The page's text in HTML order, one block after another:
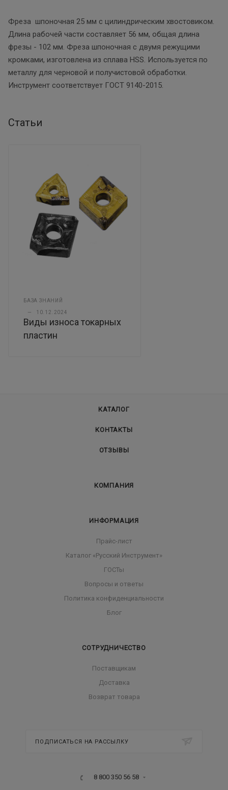
Фреза шпоночная 25 мм с цилиндрическим хвостовиком.
Длина рабочей части составляет 56 мм, общая длина
фрезы - 102 мм. Фреза шпоночная с двумя режущими
кромками, изготовлена из сплава HSS. Используется по
металлу для черновой и получистовой обработки.
Инструмент соответствует ГОСТ 9140-2015.
Статьи
БАЗА ЗНАНИЙ
— 10.12.2024
Виды износа токарных
пластин
КАТАЛОГ
КОНТАКТЫ
ОТЗЫВЫ
КОМПАНИЯ
ИНФОРМАЦИЯ
Прайс-лист
Каталог «Русский Инструмент»
ГОСТы
Вопросы и ответы
Политика конфиденциальности
Блог
СОТРУДНИЧЕСТВО
Поставщикам
Доставка
Возврат товара
ПОДПИСАТЬСЯ НА РАССЫЛКУ
8 800 350 56 58